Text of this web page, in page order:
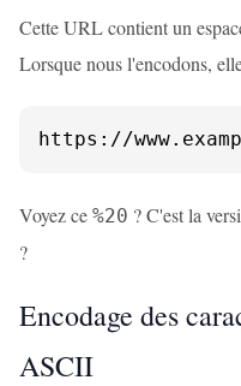
Cette URL contient un
Lorsque nous l'encodons,
https://
Voyez ce %20 ? C'est la
?
Encodage des
ASCII